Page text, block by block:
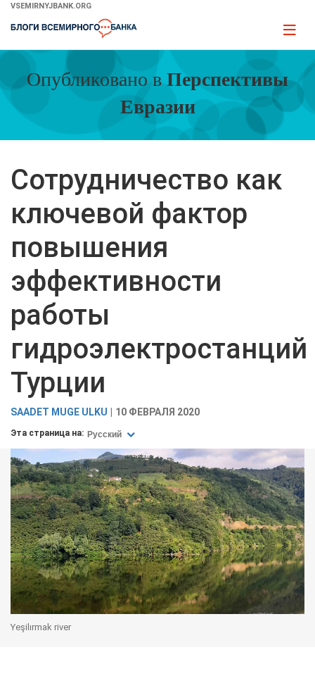
Skip
Main
VSEMIRNYJBANK.ORG
Page
Опубликовано в Перспективы
Евразии
Сотрудничество как
ключевой фактор
повышения
эффективности
работы
гидроэлектростанций
Турции
SAADET MUGE ULKU 10 ФЕВРАЛЯ 2020
Эта страница на: Русский
Yeşilırmak river